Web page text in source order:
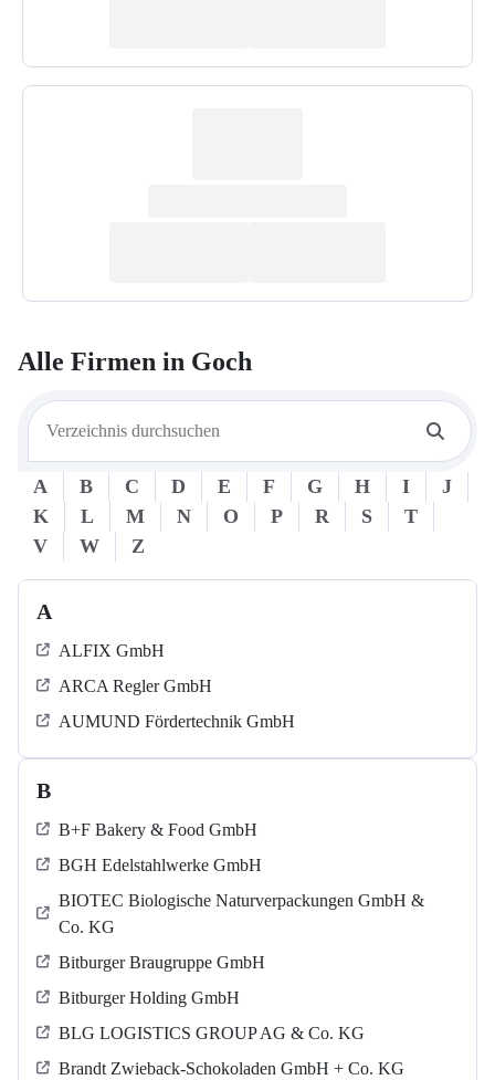
Alle Firmen in Goch
A B C D E F G H I
J
K
L M N O P R S
T
V
W Z
A
ALFIX GmbH
ARCA Regler GmbH
AUMUND Fördertechnik GmbH
B
B+F Bakery & Food GmbH
BGH Edelstahlwerke GmbH
BIOTEC Biologische Naturverpackungen GmbH &
Co. KG
Bitburger Braugruppe GmbH
Bitburger Holding GmbH
BLG LOGISTICS GROUP AG & Co. KG
Brandt Zwieback-Schokoladen GmbH + Co. KG